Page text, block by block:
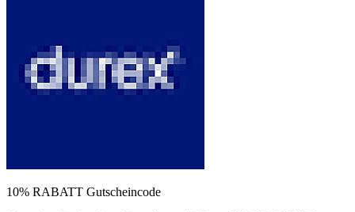
10% RABATT Gutscheincode